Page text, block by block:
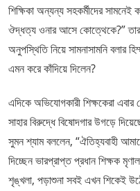
শিক্ষিকা অন্যন্য সহকর্মীদের
ঔদ্ধত্য ওনার আসে কোত্থেকে?”
অনুপস্থিতি নিয়ে সামনাসামনি বলার
এমন করে কাঁদিয়ে দিলেন?
এদিকে অভিযোগকারী শিক্ষকেরা
সাহার বিরুদ্ধে বিষোদগার উগড়ে
সুমন শ্যাম বললেন, “ঐতিহ্যবাহী
দিচ্ছেন ভারপ্রাপ্ত প্রধান শিক্ষক
শৃঙ্খলা, পড়াশুনা সবই এখন শিকেই